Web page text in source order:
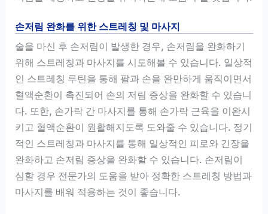
손저림 완화를 위한 스트레칭 및 마사지
술을 마신 후 손저림이 발생한 경우, 손저림을 완화하기
위해 스트레칭과 마사지를 시도해볼 수 있습니다. 일상적
인 스트레칭 루틴을 통해 팔과 손을 완만하게 움직이면서
혈액순환이 촉진되어 손의 저림 증상을 완화할 수 있습니
다. 또한, 손가락 간 마사지를 통해 손가락 근육을 이완시
키고 혈액순환이 원활해지도록 도와줄 수 있습니다. 정기
적인 스트레칭과 마사지를 통해 일상적인 피로와 긴장을
완화하고 손저림 증상을 완화할 수 있습니다. 손저림이
심할 경우 전문가의 도움을 받아 정확한 스트레칭 방법과
마사지를 배워 적용하는 것이 좋습니다.